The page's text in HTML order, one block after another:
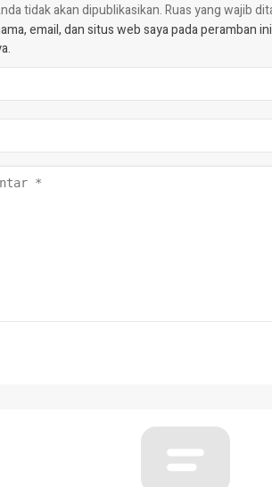
tidak akan dipublikasikan.Ruas yang wajib
email, dan situs web saya pada peramban